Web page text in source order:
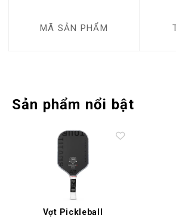
MÃ SẢN PHẨM
Sản phẩm nổi bật
Vợt Pickleball